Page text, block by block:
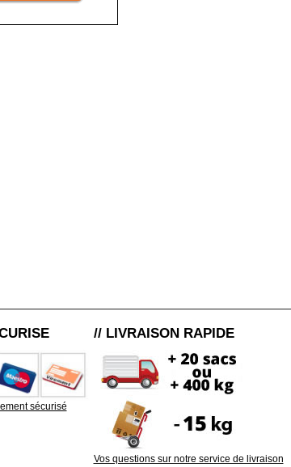
sécurisé
// LIVRAISON RAPIDE
Vos questions sur notre service de livraison